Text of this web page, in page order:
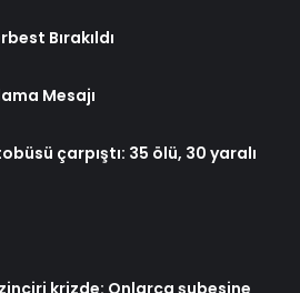
Bırakıldı
Mesajı
çarpıştı: 35 ölü, 30 yaralı